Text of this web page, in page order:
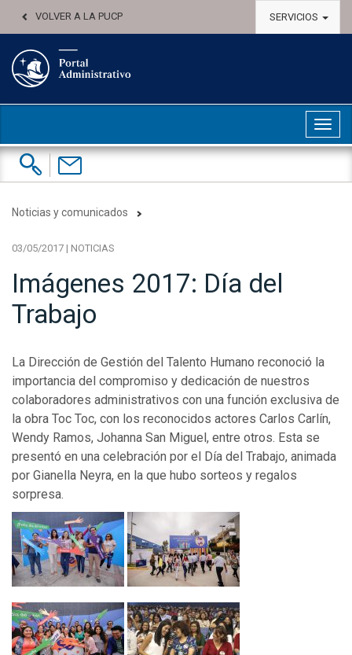
VOLVER A LA PUCP SERVICIOS
Buscar:
Contáctenos
Noticias y comunicados
03/05/2017 | NOTICIAS
Imágenes 2017: Día del
Trabajo
La Dirección de Gestión del Talento Humano reconoció la
importancia del compromiso y dedicación de nuestros
colaboradores administrativos con una función exclusiva de
la obra Toc Toc, con los reconocidos actores Carlos Carlín,
Wendy Ramos, Johanna San Miguel, entre otros. Esta se
presentó en una celebración por el Día del Trabajo, animada
por Gianella Neyra, en la que hubo sorteos y regalos
sorpresa.